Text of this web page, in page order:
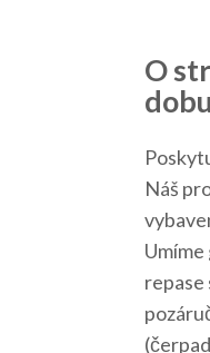
O
Náš
repase